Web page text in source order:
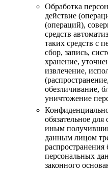
Обработка
действие
(операций),
средств
таких средств с
сбор, запись,
хранение,
извлечение,
обезличивание,
уничтожение
обязательное
иным
данным лицом
распространения
персональных
законного